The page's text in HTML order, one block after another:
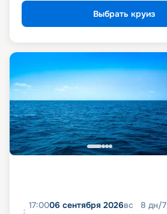
Выбрать круиз
17:0006 сентября 2026вс 8 дн/7